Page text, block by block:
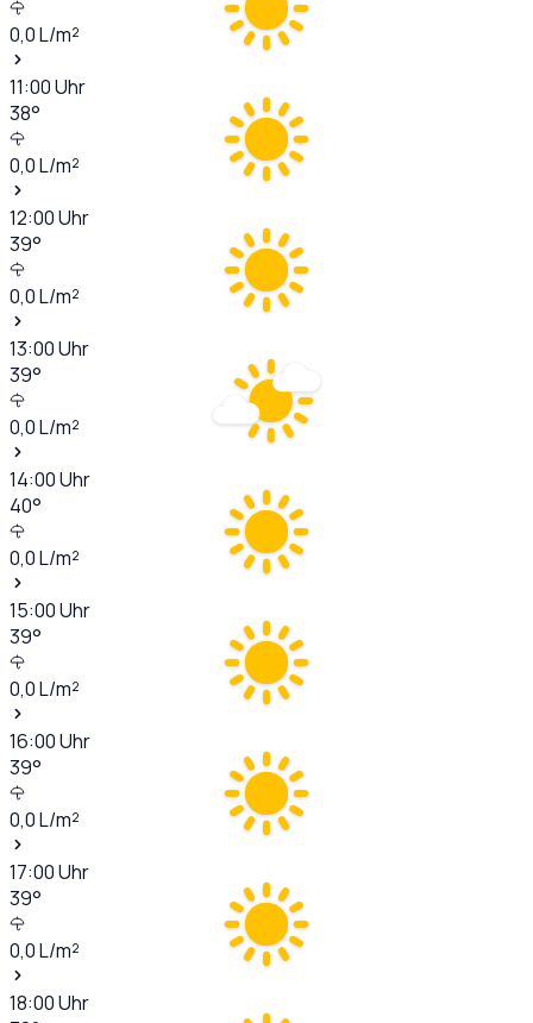
0,0L/m²
11:00Uhr
38°
0,0L/m²
12:00Uhr
39°
0,0L/m²
13:00Uhr
39°
0,0L/m²
14:00Uhr
40°
0,0L/m²
15:00Uhr
39°
0,0L/m²
16:00Uhr
39°
0,0L/m²
17:00Uhr
39°
0,0L/m²
18:00Uhr